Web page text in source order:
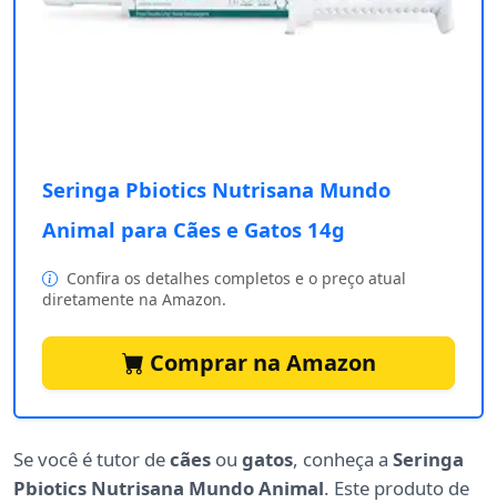
Seringa Pbiotics Nutrisana Mundo
Animal para Cães e Gatos 14g
Confira os detalhes completos e o preço atual
diretamente na Amazon.
Comprar na Amazon
Se você é tutor decães ou gatos, conheça a Seringa
Pbiotics Nutrisana Mundo Animal. Este produto de